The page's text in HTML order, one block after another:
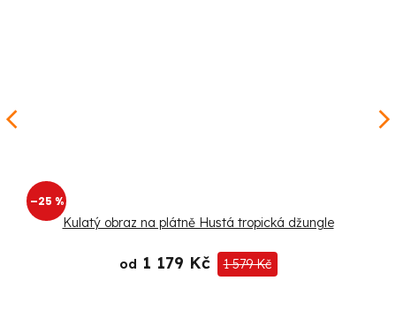
–25 %
Kulatý obraz na plátně Hustá tropická džungle
od 1 179 Kč 1 579 Kč